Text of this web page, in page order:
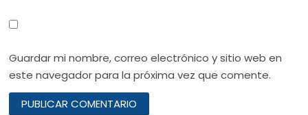
Guardar mi nombre, correo electrónico y sitio web en
este navegador para la próxima vez que comente.